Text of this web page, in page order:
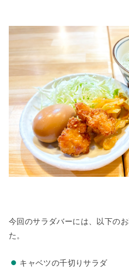
今回のサラダバーには、以下のお
た。
キャベツの千切りサラダ